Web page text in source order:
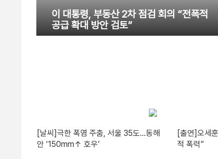
이 대통령, 부동산 2차 점검 회의 “전폭적
공급 확대 방안 검토”
[날씨]극한 폭염 주춤, 서울 35도…동해
안 ‘150mm↑ 호우’
[출연]오세
적 폭력”